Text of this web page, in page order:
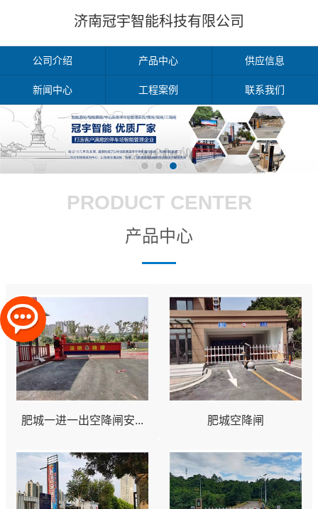
济南冠宇智能科技有限公司
公司介绍 产品中心 供应信息
新闻中心 工程案例 联系我们
PRODUCT CENTER
产品中心
肥城一进一出空降闸安... 肥城空降闸